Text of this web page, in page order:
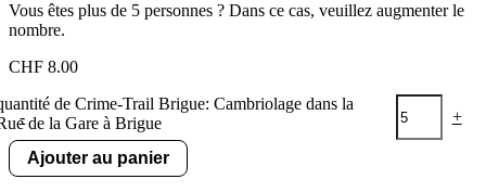
Vous êtes plus de 5 personnes ? Dans ce cas, veuillez augmenter le
nombre.
CHF 8.00
-
de Crime-Trail Brigue: Cambriolage dans la
de la Gare à Brigue
+
Ajouter au panier